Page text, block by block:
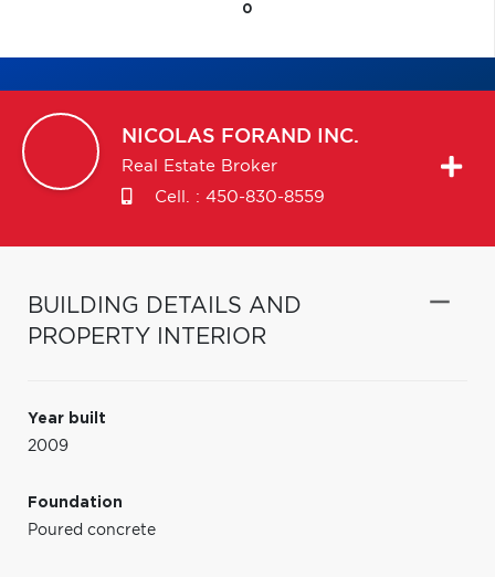
0
NICOLAS FORAND INC.
Real Estate Broker
Cell. : 450-830-8559
BUILDING DETAILS AND
PROPERTY INTERIOR
Year built
2009
Foundation
Poured concrete